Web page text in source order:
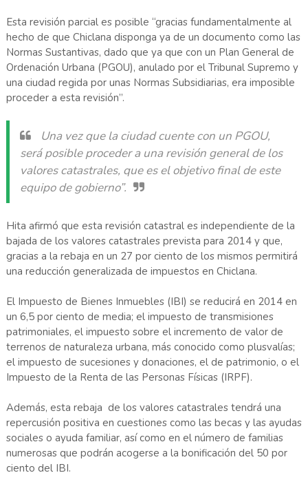
Esta revisión parcial es posible “gracias fundamentalmente al
hecho de que Chiclana disponga ya de un documento como las
Normas Sustantivas, dado que ya que con un Plan General de
Ordenación Urbana (PGOU), anulado por el Tribunal Supremo y
una ciudad regida por unas Normas Subsidiarias, era imposible
proceder a esta revisión”.
Una vez que la ciudad cuente con un PGOU,
será posible proceder a una revisión general de los
valores catastrales, que es el objetivo final de este
equipo de gobierno”.
Hita afirmó que esta revisión catastral es independiente de la
bajada de los valores catastrales prevista para 2014 y que,
gracias a la rebaja en un 27 por ciento de los mismos permitirá
una reducción generalizada de impuestos en Chiclana.
El Impuesto de Bienes Inmuebles (IBI) se reducirá en 2014 en
un 6,5 por ciento de media; el impuesto de transmisiones
patrimoniales, el impuesto sobre el incremento de valor de
terrenos de naturaleza urbana, más conocido como plusvalías;
el impuesto de sucesiones y donaciones, el de patrimonio, o el
Impuesto de la Renta de las Personas Físicas (IRPF).
Además, esta rebaja de los valores catastrales tendrá una
repercusión positiva en cuestiones como las becas y las ayudas
sociales o ayuda familiar, así como en el número de familias
numerosas que podrán acogerse a la bonificación del 50 por
ciento del IBI.